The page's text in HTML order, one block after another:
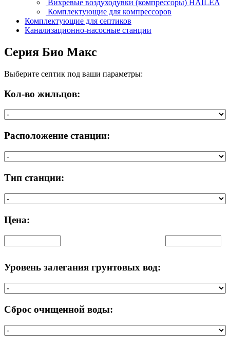
Вихревые воздуходувки (компрессоры) HAILEA
Комплектующие для компрессоров
Комплектующие для септиков
Канализационно-насосные станции
Серия Био Макс
Выберите септик под ваши параметры:
Кол-во жильцов:
Расположение станции:
Тип станции:
Цена:
Уровень залегания грунтовых вод:
Сброс очищенной воды: